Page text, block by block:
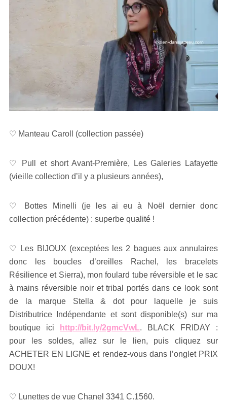
♡ Manteau Caroll (collection passée)
♡ Pull et short Avant-Première, Les Galeries Lafayette
(vieille collection d’il y a plusieurs années),
♡ Bottes Minelli (je les ai eu à Noël dernier donc
collection précédente) : superbe qualité !
♡ Les BIJOUX (exceptées les 2 bagues aux annulaires
donc les boucles d’oreilles Rachel, les bracelets
Résilience et Sierra), mon foulard tube réversible et le sac
à mains réversible noir et tribal portés dans ce look sont
de la marque Stella & dot pour laquelle je suis
Distributrice Indépendante et sont disponible(s) sur ma
boutique ici
http://bit.ly/2gmcVwL. BLACK FRIDAY :
pour les soldes, allez sur le lien, puis cliquez sur
ACHETER EN LIGNE et rendez-vous dans l’onglet PRIX
DOUX!
♡ Lunettes de vue Chanel 3341 C.1560.